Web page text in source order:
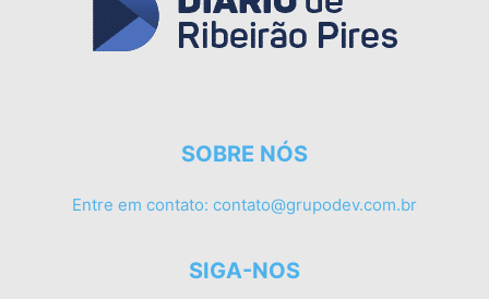
SOBRE NÓS
Entre em contato: contato@grupodev.com.br
SIGA-NOS